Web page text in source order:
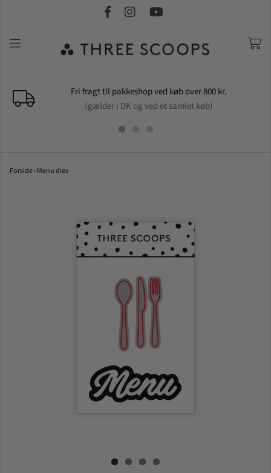
Fri fragt til pakkeshop ved køb over 800 kr.
(gælder i DK og ved et samlet køb)
Forside›Menu dies